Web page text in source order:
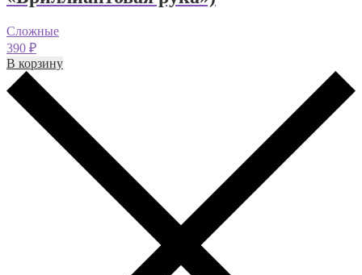
Сложные
390 ₽
В корзину